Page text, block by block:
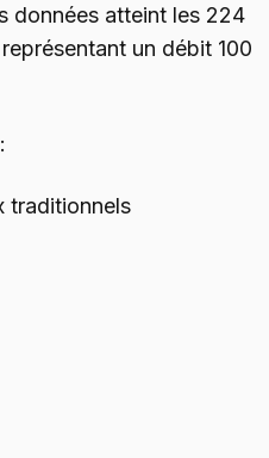
données atteint les 224
un débit 100
traditionnels